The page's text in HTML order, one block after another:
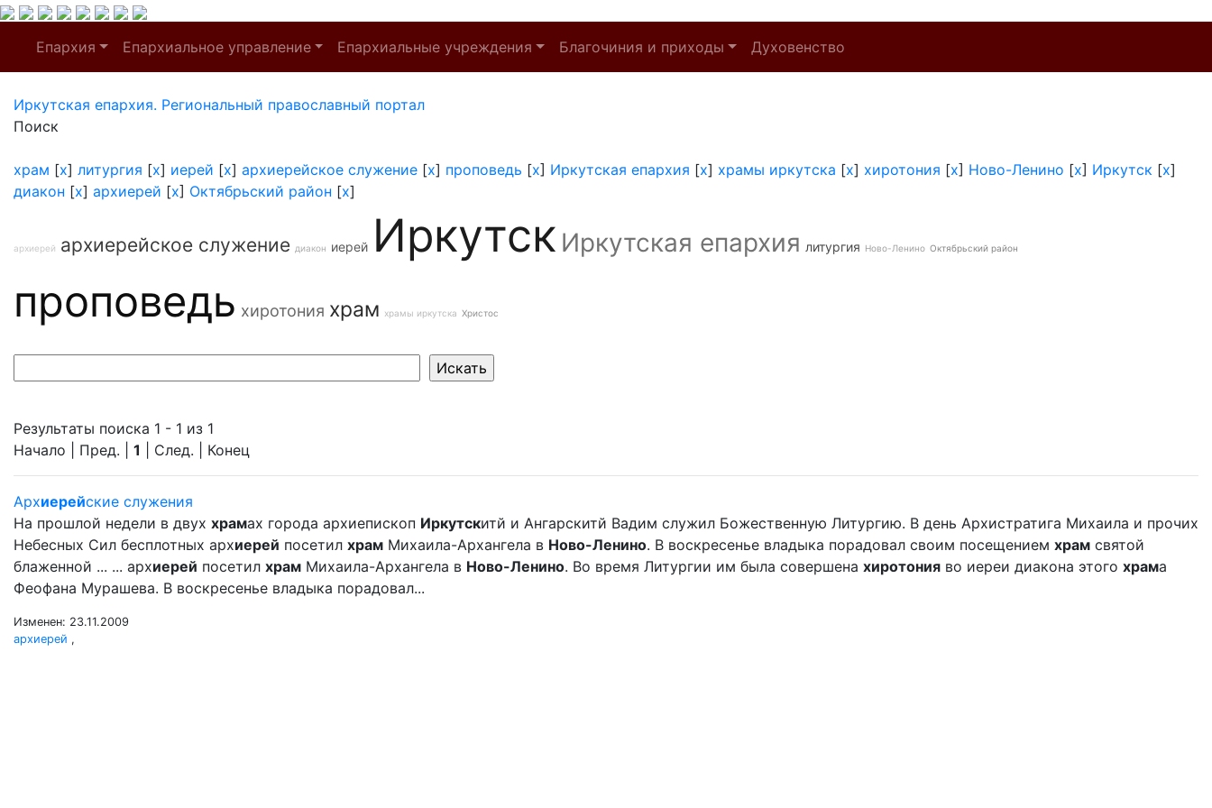
Епархия Епархиальное управление Епархиальные учреждения Благочиния и приходы Духовенство
Иркутская епархия. Региональный православный портал
Поиск
храм [x] литургия [x] иерей [x] архиерейское служение [x] проповедь [x] Иркутская епархия [x] храмы иркутска [x] хиротония [x] Ново-Ленино [x] Иркутск [x]
диакон [x] архиерей [x] Октябрьский район [x]
архиерей архиерейское служение диакон иерей Иркутск Иркутская епархия литургия Ново-Ленино Октябрьский район
проповедь хиротония храм храмы иркутска Христос
Результаты поиска 1 - 1 из 1
Начало | Пред. | 1 | След. | Конец
Архиерейские служения
На прошлой недели в двух храмах города архиепископ Иркутскитй и Ангарскитй Вадим служил Божественную Литургию. В день Архистратига Михаила и прочих
Небесных Сил бесплотных архиерей посетил храм Михаила-Архангела в Ново-Ленино. В воскресенье владыка порадовал своим посещением храм святой
блаженной ... ... архиерей посетил храм Михаила-Архангела в Ново-Ленино. Во время Литургии им была совершена хиротония во иереи диакона этого храма
Феофана Мурашева. В воскресенье владыка порадовал...
Изменен: 23.11.2009
архиерей ,